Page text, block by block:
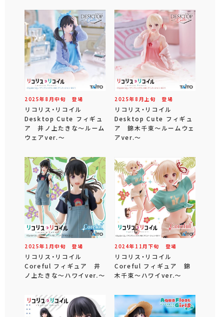
2025年8 月中旬 登場
リコリス・リコイル
Desktop Cute フィギュ
ア 井ノ上たきな～ルーム
ウェアver.～
2025年8 月 上旬 登場
リコリス・リコイル
Desktop Cute フィギュ
ア 錦木千束～ルームウェ
アver.～
2025年 1 月中旬 登場
リコリス・リコイル
Coreful フィギュア 井
ノ上たきな～ハワイver.～
2024年 11 月 下旬 登場
リコリス・リコイル
Coreful フィギュア 錦
木千束～ハワイver.～